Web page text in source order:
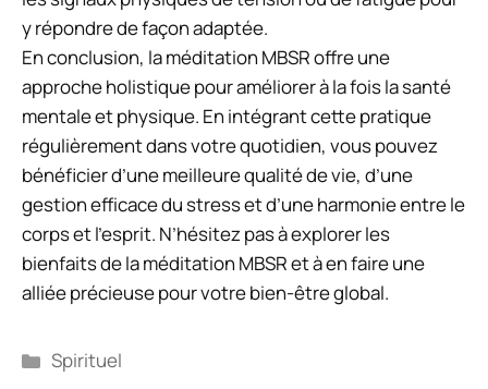
y répondre de façon adaptée.
En conclusion, la méditation MBSR offre une
approche holistique pour améliorer à la fois la santé
mentale et physique. En intégrant cette pratique
régulièrement dans votre quotidien, vous pouvez
bénéficier d’une meilleure qualité de vie, d’une
gestion efficace du stress et d’une harmonie entre le
corps et l’esprit. N’hésitez pas à explorer les
bienfaits de la méditation MBSR et à en faire une
alliée précieuse pour votre bien-être global.
Catégories
Spirituel